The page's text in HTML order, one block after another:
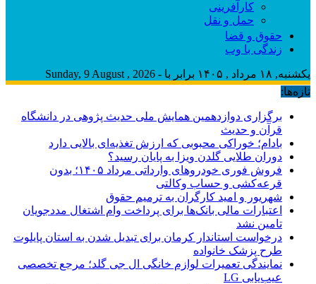
کارآفرینی
حمل و نقل
حقوق و قضا
زندگی با وب
یکشنبه, ۱۸ مرداد , ۱۴۰۵ برابر با - Sunday, 9 August , 2026
تازه‌ها:
برگزاری دوازدهمین همایش ملی حدیث پژوهی در دانشگاه
قرآن و حدیث
بادام؛ خوراکی محبوبی که ارزش تغذیه‌ای بالایی دارد
دوران طلایی گلدن ویزا به پایان رسید؟
فروش فوری خودروهای وارداتی مرداد ۱۴۰۵؛ بدون
قرعه‌کشی و حساب وکالتی
شهریور و امید کارگران به ترمیم حقوق
اعتبارات مالی بانک‌ها برای پرداخت وام اشتغال مددجویان
تامین نشد
درخواست استاندار کرمان برای تبدیل شدن به استان پایلوت
طرح پزشک خانواده
نمایندگی تعمیرات لوازم خانگی ال جی گلد؛ مرجع تخصصی
عیب‌یابی LG